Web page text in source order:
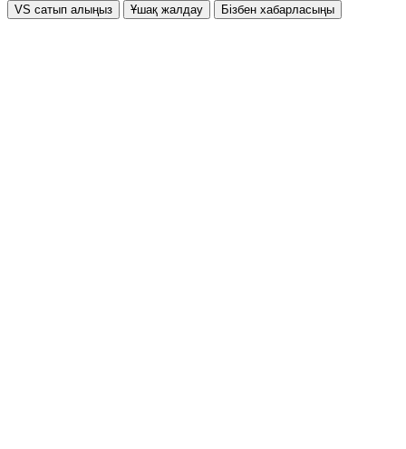
VS сатып алыңыз Ұшақ жалдау Бізбен хабарласыңы